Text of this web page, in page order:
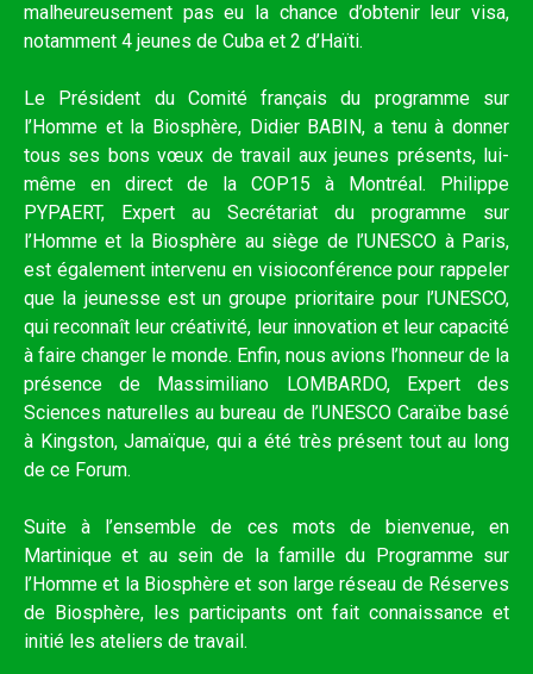
malheureusement pas eu la chance d’obtenir leur visa,
notamment 4 jeunes de Cuba et 2 d’Haïti.
Le Président du Comité français du programme sur
l’Homme et la Biosphère, Didier BABIN, a tenu à donner
tous ses bons vœux de travail aux jeunes présents, lui-
même en direct de la COP15 à Montréal. Philippe
PYPAERT, Expert au Secrétariat du programme sur
l’Homme et la Biosphère au siège de l’UNESCO à Paris,
est également intervenu en visioconférence pour rappeler
que la jeunesse est un groupe prioritaire pour l’UNESCO,
qui reconnaît leur créativité, leur innovation et leur capacité
à faire changer le monde. Enfin, nous avions l’honneur de la
présence de Massimiliano LOMBARDO, Expert des
Sciences naturelles au bureau de l’UNESCO Caraïbe basé
à Kingston, Jamaïque, qui a été très présent tout au long
de ce Forum.
Suite à l’ensemble de ces mots de bienvenue, en
Martinique et au sein de la famille du Programme sur
l’Homme et la Biosphère et son large réseau de Réserves
de Biosphère, les participants ont fait connaissance et
initié les ateliers de travail.